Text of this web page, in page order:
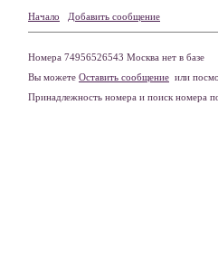
Начало Добавить сообщение
Номера 74956526543 Москва нет в базе
Вы можете Оставить сообщение или
Принадлежность номера и поиск номера